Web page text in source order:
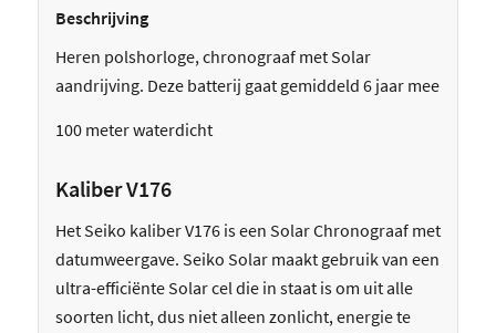
Beschrijving
Heren polshorloge, chronograaf met Solar
aandrijving. Deze batterij gaat gemiddeld 6 jaar mee
100 meter waterdicht
Kaliber V176
Het Seiko kaliber V176 is een Solar Chronograaf met
datumweergave. Seiko Solar maakt gebruik van een
ultra-efficiënte Solar cel die in staat is om uit alle
soorten licht, dus niet alleen zonlicht, energie te